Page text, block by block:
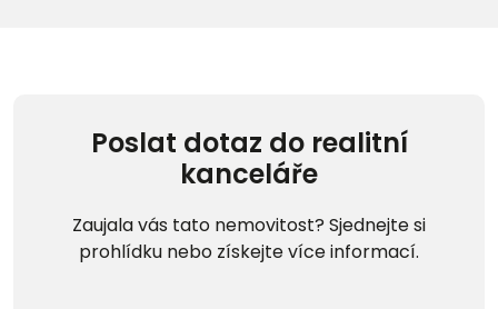
Poslat dotaz do realitní
kanceláře
Zaujala vás tato nemovitost? Sjednejte si
prohlídku nebo získejte více informací.